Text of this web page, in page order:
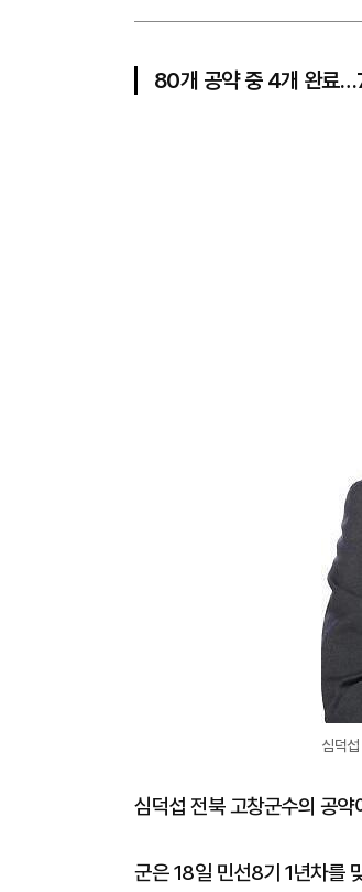
80개 공약 중 4개 완료
심덕
심덕섭 전북 고창군수의 공
군은 18일 민선8기 1년차를